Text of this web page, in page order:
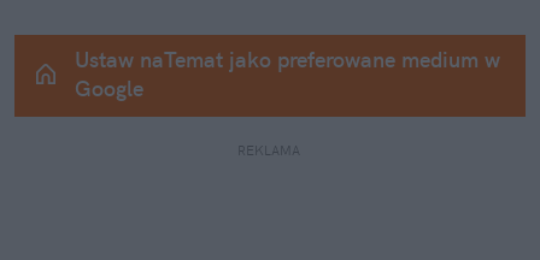
Ustaw naTemat jako preferowane medium w
Google
REKLAMA